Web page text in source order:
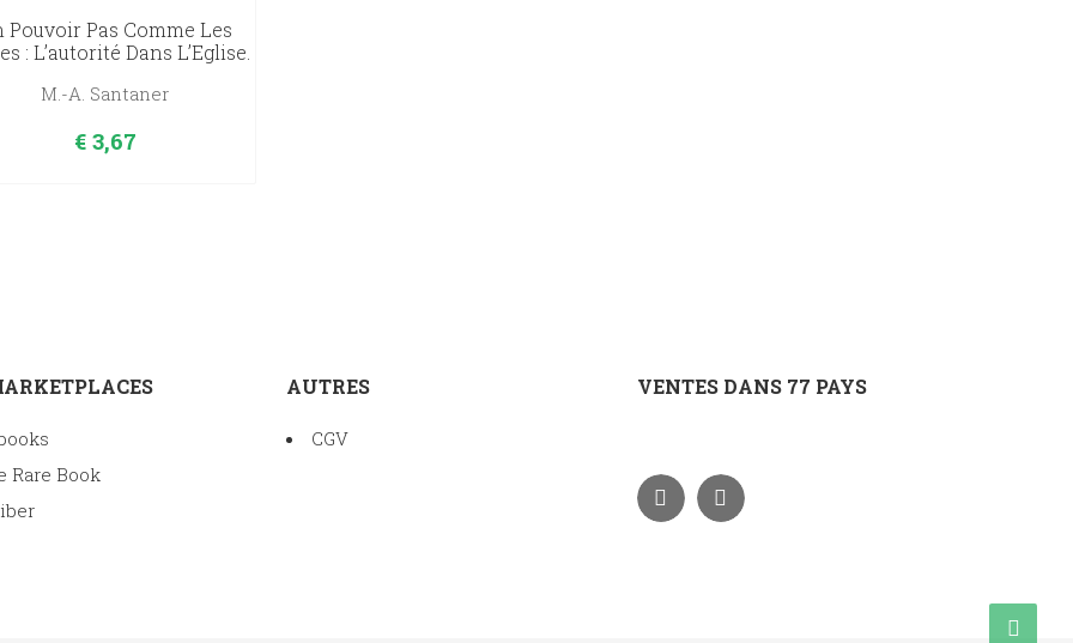
Pouvoir Pas Comme Les
: L’autorité Dans L’Eglise.
M.-A. Santaner
€3,67
Rare Book
AUTRES
CGV
VENTES DANS 77 PAYS